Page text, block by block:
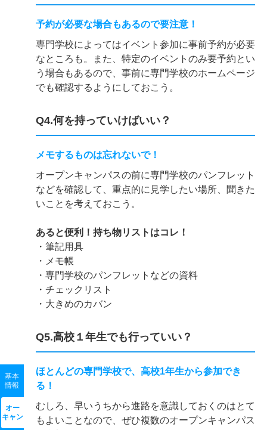
基本
情報
オー
キャン
予約が必要な場合もあるので要注意！
専門学校によってはイベント参加に事前予約が必要
なところも。また、特定のイベントのみ要予約とい
う場合もあるので、事前に専門学校のホームページ
でも確認するようにしておこう。
Q4.何を持っていけばいい？
メモするものは忘れないで！
オープンキャンパスの前に専門学校のパンフレット
などを確認して、重点的に見学したい場所、聞きた
いことを考えておこう。
あると便利！持ち物リストはコレ！
・筆記用具
・メモ帳
・専門学校のパンフレットなどの資料
・チェックリスト
・大きめのカバン
Q5.高校１年生でも行っていい？
ほとんどの専門学校で、高校1年生から参加でき
る！
むしろ、早いうちから進路を意識しておくのはとて
もよいことなので、ぜひ複数のオープンキャンパス